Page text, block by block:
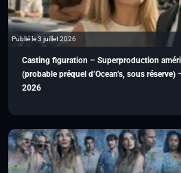
Publié le 3 juillet 2026
Casting figuration – Superproduction
(probable préquel d’Ocean’s, sous
2026